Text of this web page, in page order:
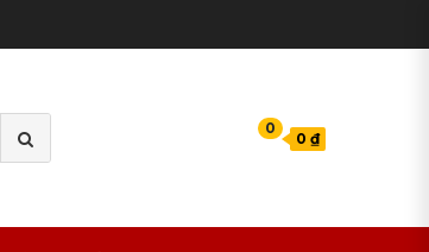
KIẾM
0
0 ₫